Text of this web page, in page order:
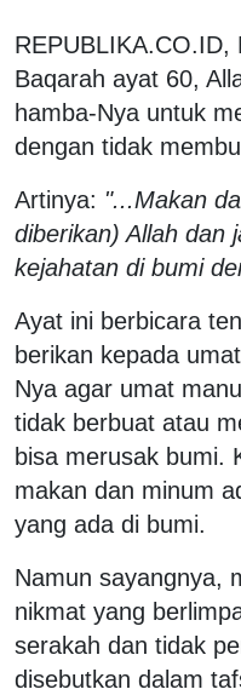
REPUBLIKA.CO.ID,
Baqarah ayat 60,
hamba-Nya untuk
dengan tidak
Artinya: "...Makan
diberikan) Allah dan
kejahatan di bumi
Ayat ini berbicara
berikan kepada
Nya agar umat
tidak berbuat atau
bisa merusak bumi.
makan dan minum
yang ada di bumi.
Namun sayangnya,
nikmat yang
serakah dan tidak
disebutkan dalam